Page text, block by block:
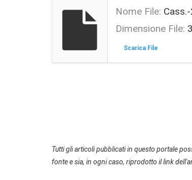
Nome File:
Dimensione File:
Scarica File
Tutti gli articoli pubblicati in questo portale
fonte e sia, in ogni caso, riprodotto il link